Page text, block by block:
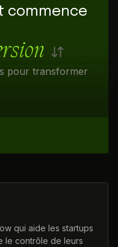
commence
pour transformer
qui aide les startups
le contrôle de leurs